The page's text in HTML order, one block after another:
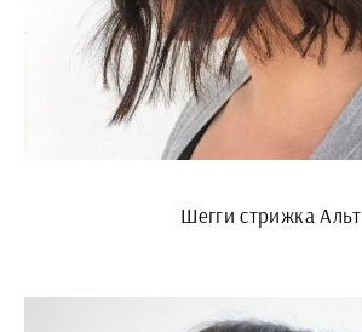
Шегги стрижка Альт